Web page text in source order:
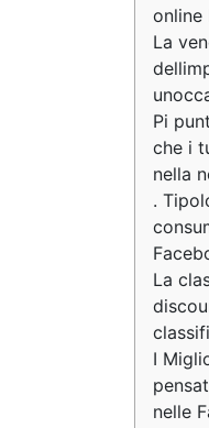
online
La
Pi
che i
nella
.
La
I
nelle